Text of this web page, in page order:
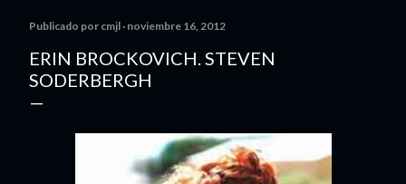
Publicado por cmjl noviembre 16, 2012
ERIN BROCKOVICH. STEVEN
SODERBERGH